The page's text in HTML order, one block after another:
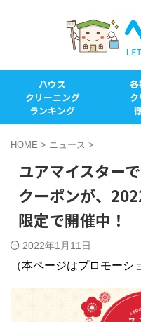
ハウス
クリーニング
ランキング
各
HOME > ニュース >
ユアマイスター
クーポンが、
限定で開催中！
2022年1月11日
（本ページはプロモーシ